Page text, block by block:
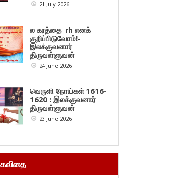
21 July 2026
ல கரத்தை rh எனக்
குறிப்பிடுவோம்!-
இலக்குவனார்
திருவள்ளுவன்
24 June 2026
வெருளி நோய்கள் 1616-
1620 : இலக்குவனார்
திருவள்ளுவன்
23 June 2026
கவிதை